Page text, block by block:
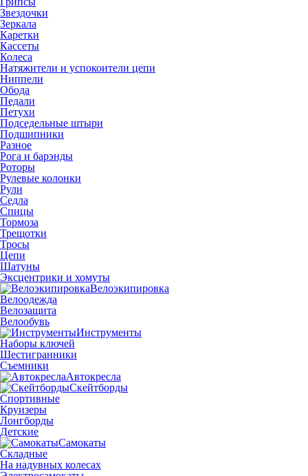
Звездочки
Зеркала
Каретки
Кассеты
Колеса
Натяжители и успокоители цепи
Ниппели
Обода
Педали
Петухи
Подседельные штыри
Подшипники
Разное
Рога и барэнды
Роторы
Рулевые колонки
Рули
Седла
Спицы
Тормоза
Трещотки
Тросы
Цепи
Шатуны
Эксцентрики и хомуты
Велоэкипировка
Велоодежда
Велозащита
Велообувь
Инструменты
Наборы ключей
Шестигранники
Съемники
Автокресла
Скейтборды
Спортивные
Круизеры
Лонгборды
Детские
Самокаты
Складные
На надувных колесах